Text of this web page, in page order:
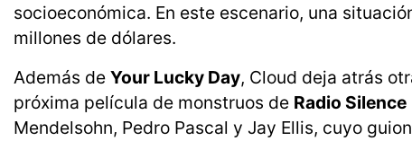
socioeconómica. En este escenario, una
millones de dólares.
Además de Your Lucky Day, Cloud deja atrás
próxima película de monstruos de Radio Silence
Mendelsohn, Pedro Pascal y Jay Ellis, cuyo